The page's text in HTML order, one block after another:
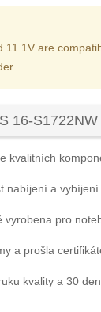
are
16-S1722NW
kvalitních
a
vyrobena pro
a prošla
kvality a 30